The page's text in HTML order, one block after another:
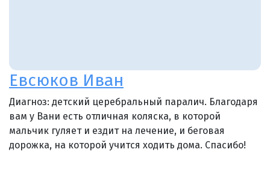
Евсюков Иван
Диагноз: детский церебральный паралич. Благодаря
вам у Вани есть отличная коляска, в которой
мальчик гуляет и ездит на лечение, и беговая
дорожка, на которой учится ходить дома. Спасибо!